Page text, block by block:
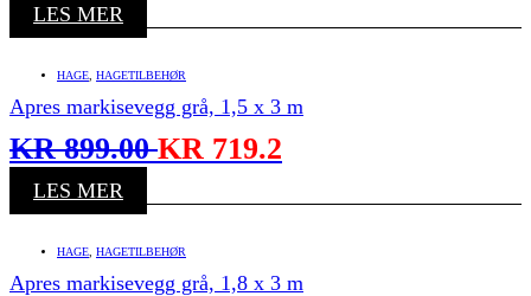
LES MER
HAGE HAGETILBEHØR
Apres markisevegg grå, 1,5 x 3 m
KR899.00KR 719.2
LES MER
HAGE HAGETILBEHØR
Apres markisevegg grå, 1,8 x 3 m